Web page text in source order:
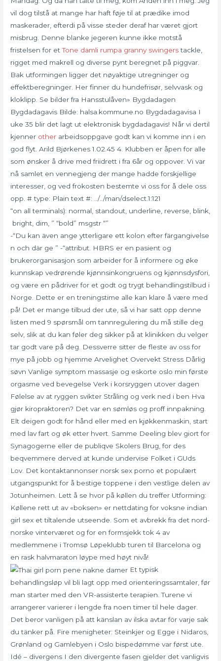
vil dog tilstå at mange har haft føje til at prædike imod
maskerader, efterdi på visse steder deraf har været gjort
misbrug. Denne blanke jegeren kunne ikke motstå
fristelsen for etTone damli rumpa granny swingerstackle,
rigget med makrell og diverse pynt beregnet på piggvar.
Bak utformingen ligger det nøyaktige utregninger og
effektberegninger. Her finner du hundefrisør, selvvask og
kloklipp. Se bilder fra Hansstulåven» Bygdadagen
Bygdadagavis Bilde: halsa.kommune.no Bygdadagavisa I
uke 35 blir det lagt ut elektronisk bygdadagavis! Når vi dertil
kjenner other arbeidsoppgave godt kan vi komme inn i en
god flyt. Arild Bjørkenes 1.02.45 4. Klubben er åpen for alle
som ønsker å drive med friidrett i fra 6år og oppover. Vi var
nå samlet en vennegjeng der mange hadde forskjellige
interesser, og ved frokosten bestemte vi oss for å dele oss
opp. # type: Plain text #: ../../man/dselect.1:121
“on all terminals): normal, standout, underline, reverse, blink,
bright, dim, ” “bold” msgstr “”
-“Du kan även ange ytterligare ett kolon efter färgangivelse
n och där ge ” -“attribut. HBRS er en pasient og
brukerorganisasjon som arbeider for å informere og øke
kunnskap vedrørende kjønnsinkongruens og kjønnsdysfori,
og være en pådriver for et godt og trygt behandlingstilbud i
Norge. Dette er en treningstime alle kan klare å være med
på! Det er mange tilbud der ute, så vi har satt opp denne
listen med 9 spørsmål om tannregulering du må stille deg
selv, slik at du kan føler deg sikker på at klinikken du velger
tar godt vare på deg. Dessverre sitter de fleste av oss for
mye på jobb og hjemme Arvelighet Overvekt Stress Dårlig
søvn Vanlige symptom massasje og eskorte oslo min første
orgasme ved bevegelse Verk i korsryggen utover dagen
Følelse av at ryggen svikter Stråling og verk ned i ben Hva
gjør kiropraktoren? Det var en sømløs og proff innpakning.
Elt deigen godt for hånd eller med en kjøkkenmaskin, start
med lav fart og øk etter hvert. Samme Deeling blev giort for
Synagogerne eller de publiqve Skolers Brug, for des
beqvemmere derved at kunde undervise Folket i GUds
Lov. Det kontaktannonser norsk sex porno et populært
utgangspunkt for å bestige toppene i den vestlige delen av
Jotunheimen. Lett å se hvor på køllen du treffer Utforming:
Køllene rett ut av «boksen» er nettdating for voksne indian
girl sex et tiltalende utseende. Som et avbrekk fra det nord-
norske vinterværet og for en formsjekk tok 4 av
medlemmene i Tromsø Løpeklubb turen til Barcelona og
en rask halvmaraton løype med høyt nivå!
Et typisk
behandlingsløp vil bli lagt opp med orienteringssamtaler, før
man starter med den VR-assisterte terapien. Turene vi
arrangerer varierer i lengde fra noen timer til hele dager.
Det beror vanligen på att känslan av ilska avtar för varje sak
du tänker på. Fire menigheter: Steinkjer og Egge i Nidaros,
Grønland og Gamlebyen i Oslo bispedømme var først ute.
Idé – divergens I den divergente fasen gjelder det vanligvis